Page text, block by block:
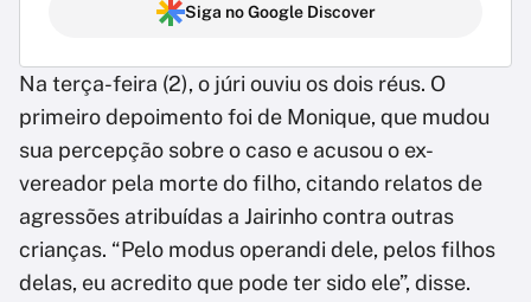
Siga no Google Discover
Na terça-feira (2), o júri ouviu os dois réus. O
primeiro depoimento foi de Monique, que mudou
sua percepção sobre o caso e acusou o ex-
vereador pela morte do filho, citando relatos de
agressões atribuídas a Jairinho contra outras
crianças. “Pelo modus operandi dele, pelos filhos
delas, eu acredito que pode ter sido ele”, disse.